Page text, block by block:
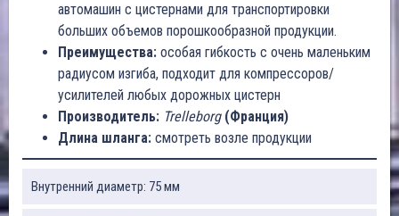
автомашин с цистернами для транспортировки
больших объемов порошкообразной продукции.
Преимущества: особая гибкость с очень маленьким
радиусом изгиба, подходит для компрессоров/
усилителей любых дорожных цистерн
Производитель: Trelleborg(Франция)
Длина шланга: смотреть возле продукции
Внутренний диаметр: 75 мм